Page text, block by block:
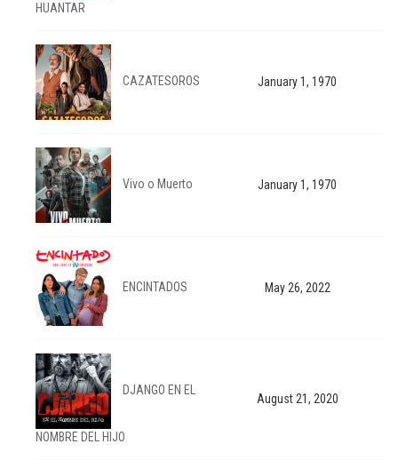
HUANTAR
CAZATESOROS January 1, 1970
Vivo o Muerto January 1, 1970
ENCINTADOS May 26, 2022
DJANGO EN EL
NOMBRE DEL HIJO
August 21, 2020